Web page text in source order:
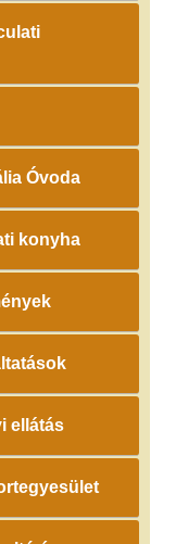
Óvoda
konyha
ellátás